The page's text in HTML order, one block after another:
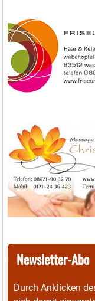
Newsletter-Abo
Durch Anklicken